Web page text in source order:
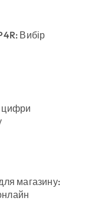
Вибір
цифри
магазину: